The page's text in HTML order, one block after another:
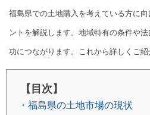
福島県での土地購入を考えている方に
ントを解説します。地域特有の条件や
功につながります。これから詳しくご紹
【目次】
・福島県の土地市場の現状